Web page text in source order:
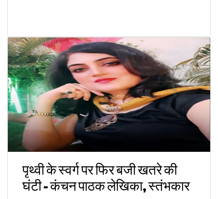
पृथ्वी के स्वर्ग पर फिर बजी खतरे की
घंटी - कंचन पाठक लेखिका, स्तंभकार